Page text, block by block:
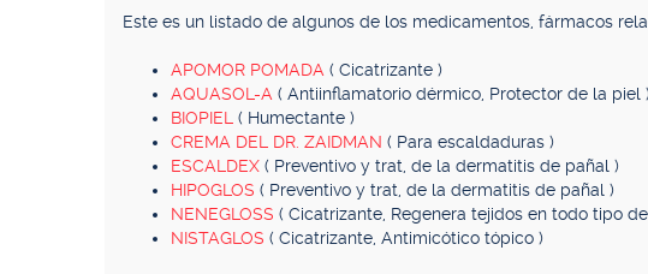
Este es un listado de algunos de los medicamentos, fármacos
APOMOR POMADA ( Cicatrizante )
AQUASOL-A ( Antiinflamatorio dérmico, Protector de la piel
BIOPIEL ( Humectante )
CREMA DEL DR. ZAIDMAN ( Para escaldaduras )
ESCALDEX ( Preventivo y trat, de la dermatitis de pañal )
HIPOGLOS ( Preventivo y trat, de la dermatitis de pañal )
NENEGLOSS ( Cicatrizante, Regenera tejidos en todo tipo
NISTAGLOS ( Cicatrizante, Antimicótico tópico )